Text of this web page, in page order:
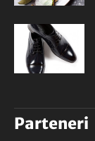
Parteneri